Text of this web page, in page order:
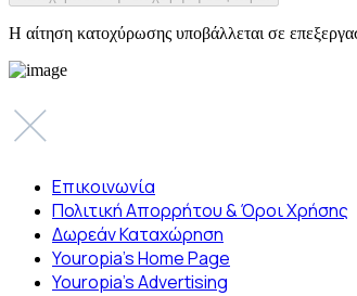
Η αίτηση κατοχύρωσης υποβάλλεται σε
Επικοινωνία
Πολιτική Απορρήτου & Όροι Χρήσης
Δωρεάν Καταχώρηση
Youropia’s Home Page
Youropia’s Advertising